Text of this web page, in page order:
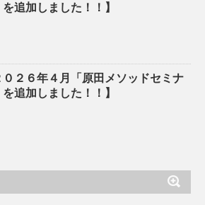
を追加しました！！】
０２６年４月「原田メソッドセミナ
を追加しました！！】